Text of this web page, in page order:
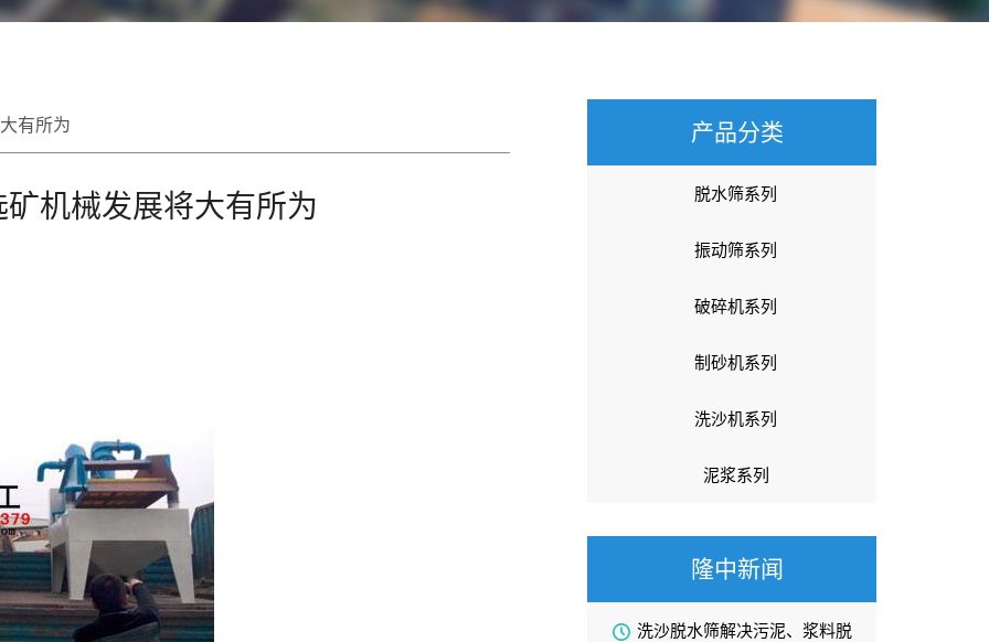
有所为
机械发展将大有所为
产品分类
脱水筛系列
振动筛系列
破碎机系列
制砂机系列
洗沙机系列
泥浆系列
隆中新闻
洗沙脱水筛解决污泥、浆料脱